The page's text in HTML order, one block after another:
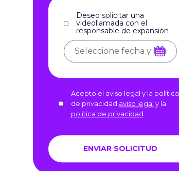
Deseo solicitar una
videollamada con el
responsable de expansión
Acepto el aviso legal y la política
de privacidad aviso legal y la
política de privacidad